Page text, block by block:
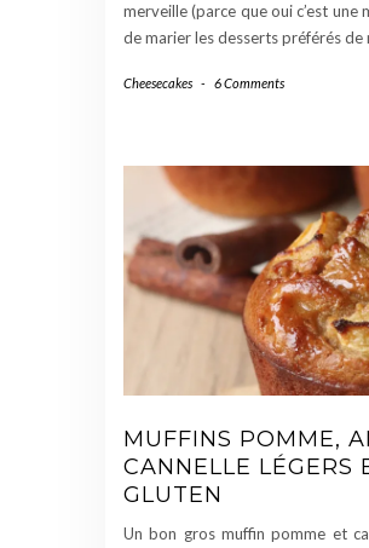
merveille (parce que oui c’est une
de marier les desserts préférés
Cheesecakes - 6 Comments
MUFFINS POMME,
CANNELLE LÉGERS
GLUTEN
Un bon gros muffin pomme et